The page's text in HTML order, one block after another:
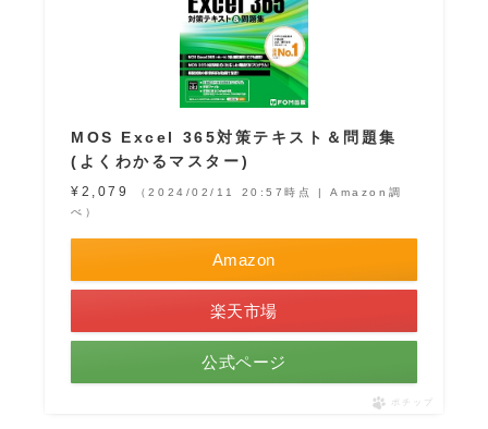
MOS Excel 365対策テキスト＆問題集
(よくわかるマスター)
¥2,079
（2024/02/11 20:57時点 | Amazon調
べ）
Amazon
楽天市場
公式ページ
ポチップ